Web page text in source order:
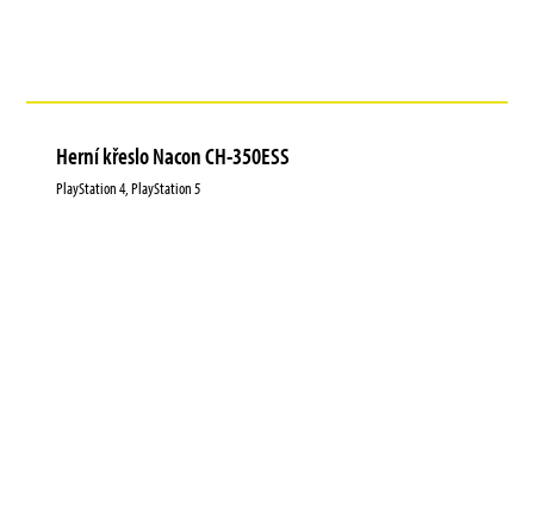
Herní křeslo Nacon CH-350ESS
PlayStation 4, PlayStation 5